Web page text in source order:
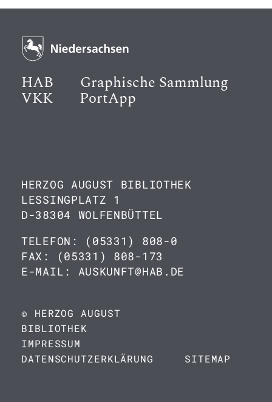
HAB Graphische Sammlung
VKK PortApp
HERZOG AUGUST BIBLIOTHEK
LESSINGPLATZ 1
D-38304 WOLFENBÜTTEL
TELEFON: (05331) 808-0
FAX: (05331) 808-173
E-MAIL: AUSKUNFT@HAB.DE
© HERZOG AUGUST
BIBLIOTHEK
IMPRESSUM
DATENSCHUTZERKLÄRUNG
SITEMAP